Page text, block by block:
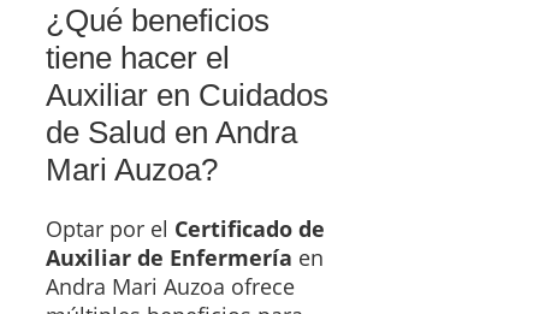
¿Qué beneficios
tiene hacer el
Auxiliar en Cuidados
de Salud en Andra
Mari Auzoa?
Optar por el Certificado de
Auxiliar de Enfermería en
Andra Mari Auzoa ofrece